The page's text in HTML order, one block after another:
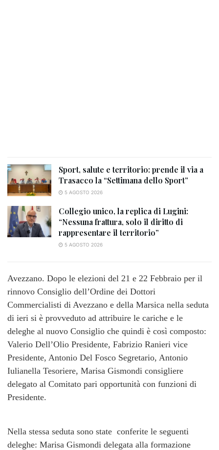
Sport, salute e territorio: prende il via a
Trasacco la “Settimana dello Sport”
5 AGOSTO 2026
Collegio unico, la replica di Lugini:
“Nessuna frattura, solo il diritto di
rappresentare il territorio”
5 AGOSTO 2026
Avezzano. Dopo le elezioni del 21 e 22 Febbraio per il
rinnovo Consiglio dell’Ordine dei Dottori
Commercialisti di Avezzano e della Marsica nella seduta
di ieri si è provveduto ad attribuire le cariche e le
deleghe al nuovo Consiglio che quindi è così composto:
Valerio Dell’Olio Presidente, Fabrizio Ranieri vice
Presidente, Antonio Del Fosco Segretario, Antonio
Iulianella Tesoriere, Marisa Gismondi consigliere
delegato al Comitato pari opportunità con funzioni di
Presidente.
Nella stessa seduta sono state conferite le seguenti
deleghe: Marisa Gismondi delegata alla formazione